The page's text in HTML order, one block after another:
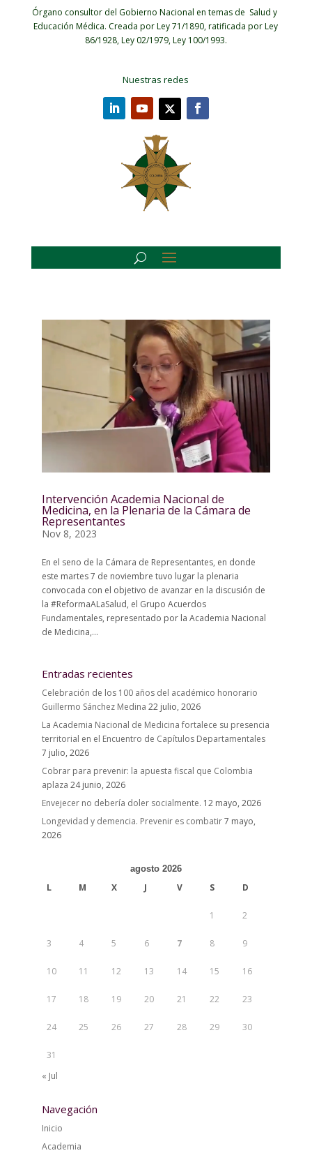
Órgano consultor del Gobierno Nacional en temas de Salud y
Educación Médica. Creada por Ley 71/1890, ratificada por Ley
86/1928, Ley 02/1979, Ley 100/1993.
Nuestras redes
Intervención Academia Nacional de
Medicina, en la Plenaria de la Cámara de
Representantes
Nov 8, 2023
En el seno de la Cámara de Representantes, en donde
este martes 7 de noviembre tuvo lugar la plenaria
convocada con el objetivo de avanzar en la discusión de
la #ReformaALaSalud, el Grupo Acuerdos
Fundamentales, representado por la Academia Nacional
de Medicina,...
Entradas recientes
Celebración de los 100 años del académico honorario
Guillermo Sánchez Medina 22 julio, 2026
La Academia Nacional de Medicina fortalece su presencia
territorial en el Encuentro de Capítulos Departamentales
7 julio, 2026
Cobrar para prevenir: la apuesta fiscal que Colombia
aplaza 24 junio, 2026
Envejecer no debería doler socialmente. 12 mayo, 2026
Longevidad y demencia. Prevenir es combatir7 mayo,
2026
agosto 2026
L M X J V S D
1 2
3 4 5 6 7 8 9
10 11 12 13 14 15 16
17 18 19 20 21 22 23
24 25 26 27 28 29 30
31
« Jul
Navegación
Inicio
Academia